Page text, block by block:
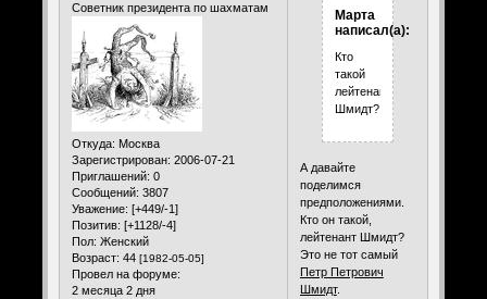
Советник президента по шахматам
Откуда: Москва
Зарегистрирован: 2006-07-21
Приглашений: 0
Сообщений: 3807
Уважение: [+449/-1]
Позитив: [+1128/-4]
Пол: Женский
Возраст: 44 [1982-05-05]
Провел на форуме:
2 месяца 2 дня
Марта
написал(а):
Кто
такой
лейтенант
Шмидт?
А давайте
поделимся
предположениями.
Кто он такой,
лейтенант Шмидт?
Это не тот самый
Петр Петрович
Шмидт.